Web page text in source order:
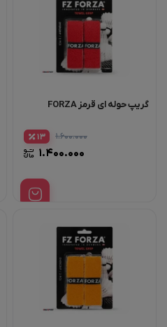
گریپ حوله ای قرمز FORZA
۱.۶۰۰.۰۰۰
۱.۴۰۰.۰۰۰
13